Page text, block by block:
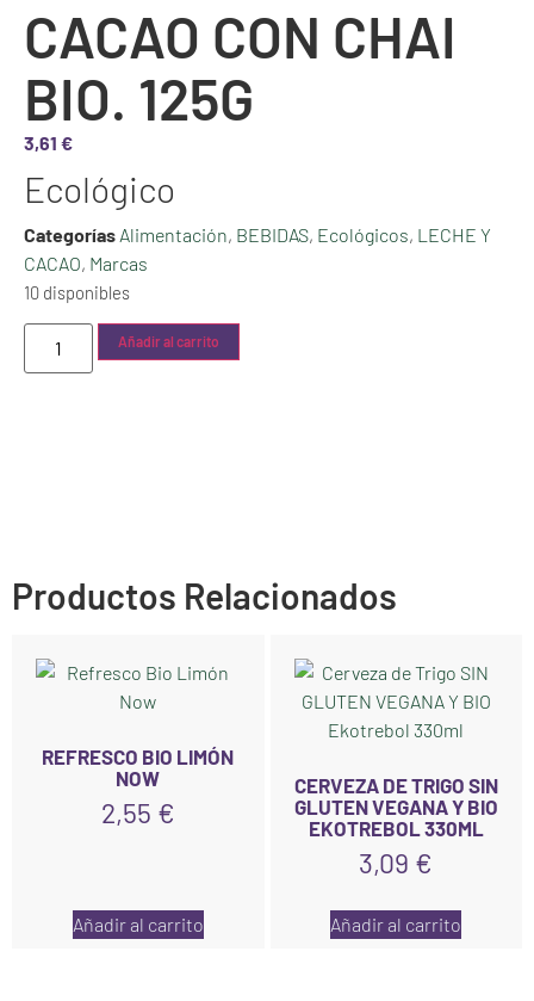
CACAO CON CHAI
BIO. 125G
3,61 €
Ecológico
Categorías Alimentación, BEBIDAS, Ecológicos, LECHE Y
CACAO, Marcas
10 disponibles
Añadir al carrito
Productos Relacionados
REFRESCO BIO LIMÓN
NOW
2,55 €
Añadir al carrito
CERVEZA DE TRIGO SIN
GLUTEN VEGANA Y BIO
EKOTREBOL 330ML
3,09 €
Añadir al carrito